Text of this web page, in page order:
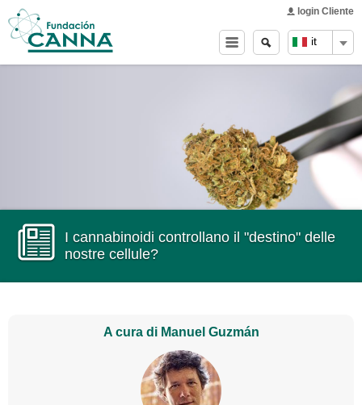
it
login Cliente
Main menu
Search
form
Ricerca
I cannabinoidi controllano il "destino" delle
nostre cellule?
A cura di Manuel Guzmán